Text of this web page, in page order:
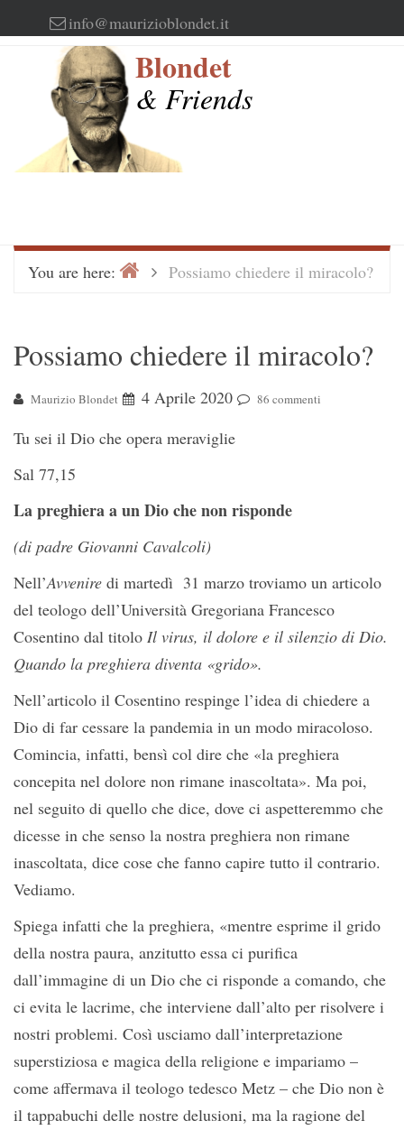
to
info@maurizioblondet.it
Blondet
& Friends
You are here: HomePossiamo chiedere il miracolo?
Possiamo chiedere il miracolo?
Maurizio Blondet 4 Aprile 2020 86 commenti
Tu sei il Dio che opera meraviglie
Sal 77,15
La preghiera a un Dio che non risponde
(di padre Giovanni Cavalcoli)
Nell’Avvenire di martedì 31 marzo troviamo un articolo
del teologo dell’Università Gregoriana Francesco
Cosentino dal titolo Il virus, il dolore e il silenzio di Dio.
Quando la preghiera diventa «grido».
Nell’articolo il Cosentino respinge l’idea di chiedere a
Dio di far cessare la pandemia in un modo miracoloso.
Comincia, infatti, bensì col dire che «la preghiera
concepita nel dolore non rimane inascoltata». Ma poi,
nel seguito di quello che dice, dove ci aspetteremmo che
dicesse in che senso la nostra preghiera non rimane
inascoltata, dice cose che fanno capire tutto il contrario.
Vediamo.
Spiega infatti che la preghiera, «mentre esprime il grido
della nostra paura, anzitutto essa ci purifica
dall’immagine di un Dio che ci risponde a comando, che
ci evita le lacrime, che interviene dall’alto per risolvere i
nostri problemi. Così usciamo dall’interpretazione
superstiziosa e magica della religione e impariamo –
come affermava il teologo tedesco Metz – che Dio non è
il tappabuchi delle nostre delusioni, ma la ragione del